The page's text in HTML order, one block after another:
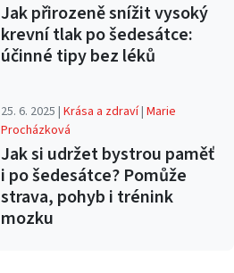
Jak přirozeně snížit vysoký
krevní tlak po šedesátce:
účinné tipy bez léků
25. 6. 2025 |Krása a zdraví|Marie
Procházková
Jak si udržet bystrou paměť
i po šedesátce? Pomůže
strava, pohyb i trénink
mozku